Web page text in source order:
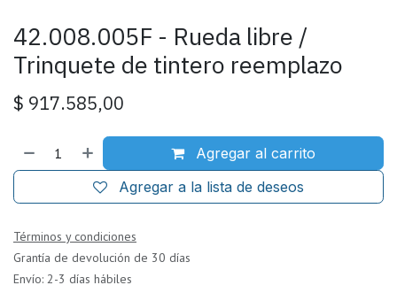
42.008.005F - Rueda libre /
Trinquete de tintero reemplazo
$ 917.585,00
Agregar al carrito
Agregar a la lista de deseos
Términos y condiciones
Grantía de devolución de 30 días
Envío: 2-3 días hábiles